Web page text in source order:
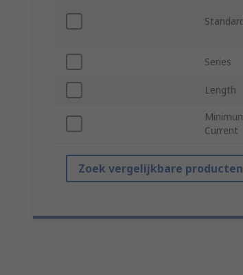
Series
Length
Current
Zoek vergelijkbare producten